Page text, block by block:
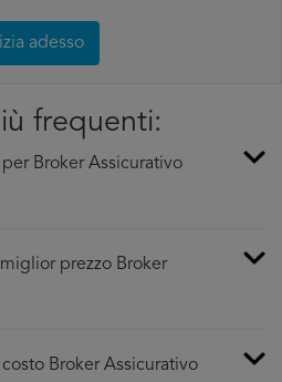
adesso
frequenti:
Broker Assicurativo
prezzo Broker
Broker Assicurativo